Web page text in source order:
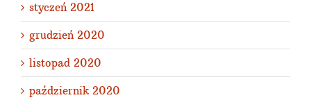
styczeń 2021
grudzień 2020
listopad 2020
październik 2020